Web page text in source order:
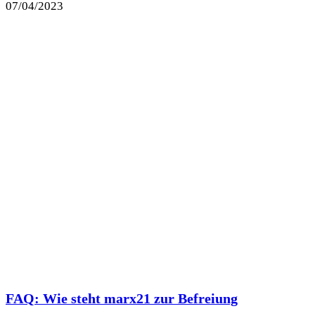
07/04/2023
FAQ: Wie steht marx21 zur Befreiung